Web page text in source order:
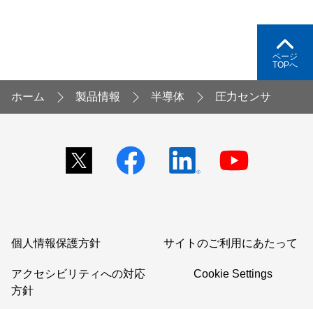
ページ
TOPへ
ホーム 製品情報 半導体 圧力センサ
個人情報保護方針 サイトのご利用にあたって
アクセシビリティへの対応
方針
Cookie Settings